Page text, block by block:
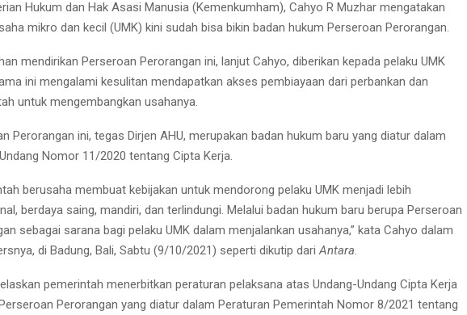
Hukum dan Hak Asasi Manusia (Kemenkumham), Cahyo R Muzhar mengatakan
mikro dan kecil (UMK) kini sudah bisa bikin badan hukum Perseroan Perorangan.
mendirikan Perseroan Perorangan ini, lanjut Cahyo, diberikan kepada pelaku UMK
ini mengalami kesulitan mendapatkan akses pembiayaan dari perbankan dan
untuk mengembangkan usahanya.
Perorangan ini, tegas Dirjen AHU, merupakan badan hukum baru yang diatur dalam
Nomor 11/2020 tentang Cipta Kerja.
berusaha membuat kebijakan untuk mendorong pelaku UMK menjadi lebih
berdaya saing, mandiri, dan terlindungi. Melalui badan hukum baru berupa Perseroan
sebagai sarana bagi pelaku UMK dalam menjalankan usahanya,” kata Cahyo dalam
di Badung, Bali, Sabtu (9/10/2021) seperti dikutip dariAntara.
pemerintah menerbitkan peraturan pelaksana atas Undang-Undang Cipta Kerja
Perorangan yang diatur dalam Peraturan Pemerintah Nomor 8/2021 tentang